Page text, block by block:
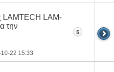
LAMTECH LAM-
την
22 15:33
5